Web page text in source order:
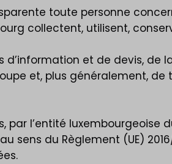
toute personne
collectent, utilisent,
et de devis, de
et, plus généralement,
l’entité luxembourgeoise
du Règlement (UE) 2016/